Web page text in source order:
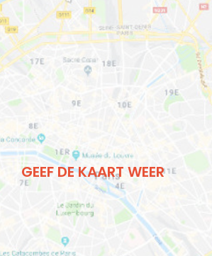
GEEF DE KAART WEER